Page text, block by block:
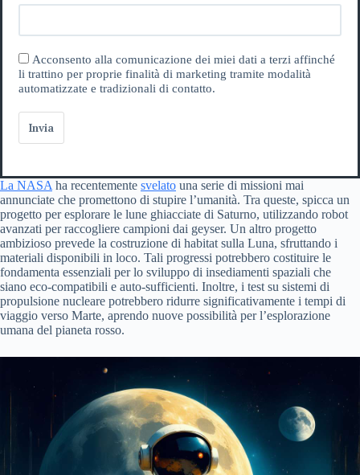
Acconsento alla comunicazione dei miei dati a terzi affinché
li trattino per proprie finalità di marketing tramite modalità
automatizzate e tradizionali di contatto.
Invia
La NASA ha recentemente svelato una serie di missioni mai
annunciate che promettono di stupire l’umanità. Tra queste, spicca un
progetto per esplorare le lune ghiacciate di Saturno, utilizzando robot
avanzati per raccogliere campioni dai geyser. Un altro progetto
ambizioso prevede la costruzione di habitat sulla Luna, sfruttando i
materiali disponibili in loco. Tali progressi potrebbero costituire le
fondamenta essenziali per lo sviluppo di insediamenti spaziali che
siano eco-compatibili e auto-sufficienti. Inoltre, i test su sistemi di
propulsione nucleare potrebbero ridurre significativamente i tempi di
viaggio verso Marte, aprendo nuove possibilità per l’esplorazione
umana del pianeta rosso.